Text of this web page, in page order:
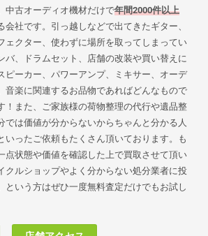
中古オーディオ機材だけで年間2000件以上
会社です。引っ越しなどで出てきたギター、
ェクター、使わずに場所を取ってしまってい
バ、ドラムセット、店舗の改装や買い替えに
ピーカー、パワーアンプ、ミキサー、オーデ
音楽に関連するお品物であればどんなもので
！また、ご家族様の荷物整理の代行や遺品整
では価値が分からないからちゃんと分かる人
いったご依頼もたくさん頂いております。も
点状態や価値を確認した上で買取させて頂い
クルショップやよく分からない処分業者に投
という方はぜひ一度無料査定だけでもお試し